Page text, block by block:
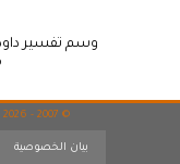
وسم تفسير
© 2007 - 2026
بيان الخصوصية